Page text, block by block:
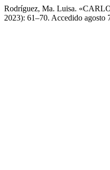
Rodríguez, Ma. Luisa.
2023): 61–70. Accedido agosto